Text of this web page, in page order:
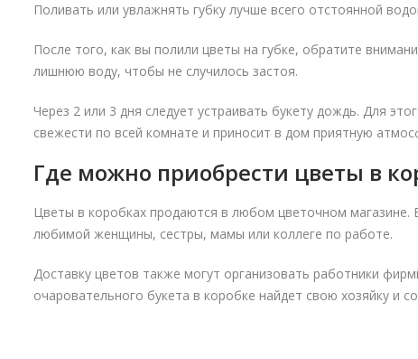
Поливать или увлажнять губку лучше всего отстоянной
После того, как вы полили цветы на губке, обратите
лишнюю воду, чтобы не случилось застоя.
Через 2 или 3 дня следует устраивать букету дождь. Для
свежести по всей комнате и приносит в дом приятную
Где можно приобрести цветы в
Цветы в коробках продаются в любом цветочном магазине.
любимой женщины, сестры, мамы или коллеге по работе.
Доставку цветов также могут организовать работники
очаровательного букета в коробке найдет свою хозяйку и